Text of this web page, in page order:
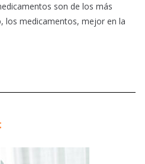
son de los más
los medicamentos, mejor en la